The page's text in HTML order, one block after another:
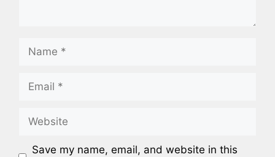
Save my name, email, and website in this